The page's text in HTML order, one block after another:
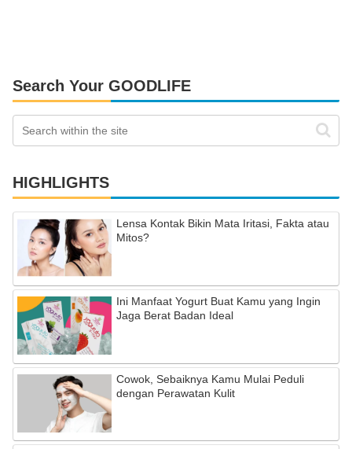
Search Your GOODLIFE
HIGHLIGHTS
Lensa Kontak Bikin Mata Iritasi, Fakta atau
Mitos?
Ini Manfaat Yogurt Buat Kamu yang Ingin
Jaga Berat Badan Ideal
Cowok, Sebaiknya Kamu Mulai Peduli
dengan Perawatan Kulit